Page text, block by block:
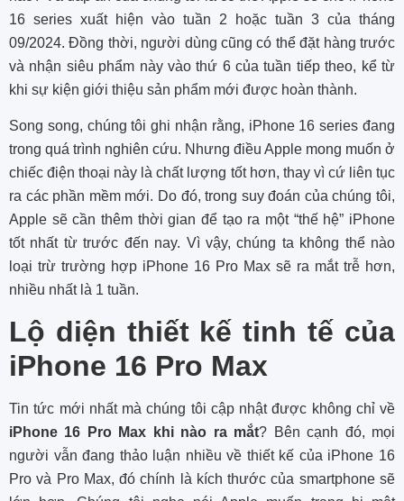
16 series xuất hiện vào tuần 2 hoặc tuần 3 của tháng
09/2024. Đồng thời, người dùng cũng có thể đặt hàng trước
và nhận siêu phẩm này vào thứ 6 của tuần tiếp theo, kể từ
khi sự kiện giới thiệu sản phẩm mới được hoàn thành.
Song song, chúng tôi ghi nhận rằng, iPhone 16 series đang
trong quá trình nghiên cứu. Nhưng điều Apple mong muốn ở
chiếc điện thoại này là chất lượng tốt hơn, thay vì cứ liên tục
ra các phần mềm mới. Do đó, trong suy đoán của chúng tôi,
Apple sẽ cần thêm thời gian để tạo ra một “thế hệ” iPhone
tốt nhất từ trước đến nay. Vì vậy, chúng ta không thể nào
loại trừ trường hợp iPhone 16 Pro Max sẽ ra mắt trễ hơn,
nhiều nhất là 1 tuần.
Lộ diện thiết kế tinh tế của
iPhone 16 Pro Max
Tin tức mới nhất mà chúng tôi cập nhật được không chỉ về
iPhone 16 Pro Max khi nào ra mắt? Bên cạnh đó, mọi
người vẫn đang thảo luận nhiều về thiết kế của iPhone 16
Pro và Pro Max, đó chính là kích thước của smartphone sẽ